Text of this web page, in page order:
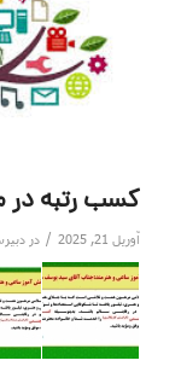
کسب رتبه در
آوریل 21, 2025 / در